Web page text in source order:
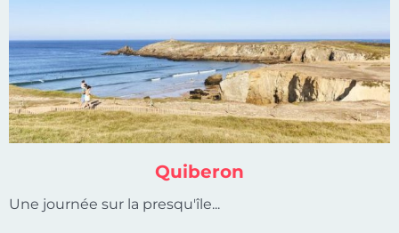
Quiberon
Une journée sur la presqu'île...